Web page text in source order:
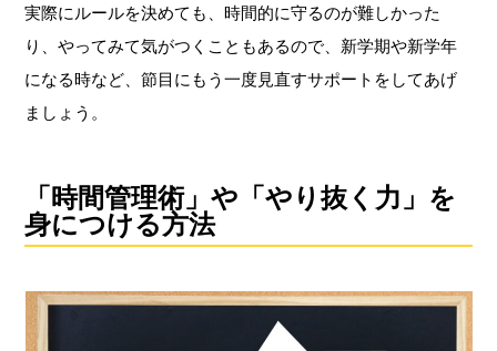
実際にルールを決めても、時間的に守るのが難しかった
り、やってみて気がつくこともあるので、新学期や新学年
になる時など、節目にもう一度見直すサポートをしてあげ
ましょう。
「時間管理術」や「やり抜く力」を
身につける方法